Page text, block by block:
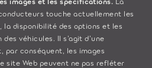
touche actuellement les
la disponibilité des options et les
véhicules. Il s’agit d’une
par conséquent, les images
site Web peuvent ne pas refléter